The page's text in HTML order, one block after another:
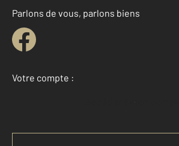
Parlons de vous, parlons biens
Votre compte :
Accéder à mon compte